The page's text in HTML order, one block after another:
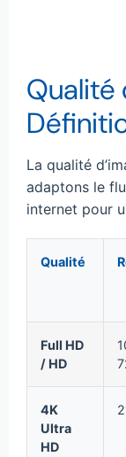
Qualité
La qualité
adaptons le
internet pour
Qualité
Full HD
/ HD
4K
Ultra
HD